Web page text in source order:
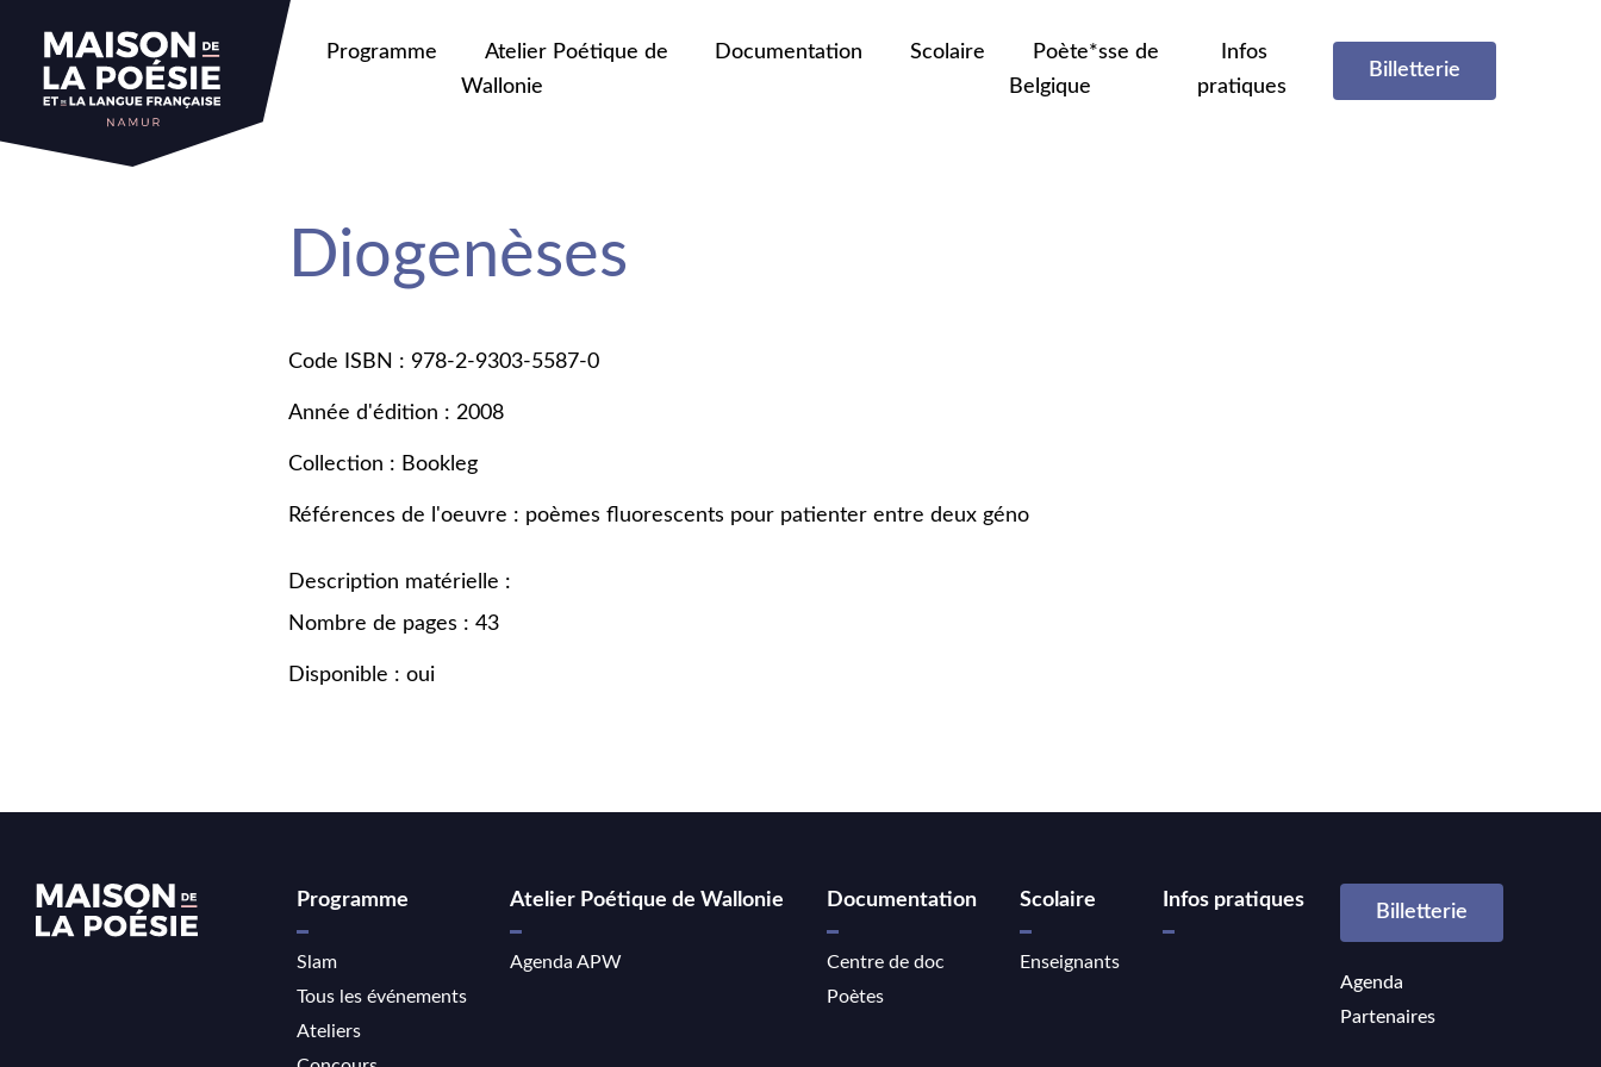
Programme
Atelier Poétique de
Wallonie
Documentation Scolaire
Poète*sse de
Belgique
Infos
pratiques
Billetterie
Diogenèses
Code ISBN : 978-2-9303-5587-0
Année d'édition : 2008
Collection : Bookleg
Références de l'oeuvre : poèmes fluorescents pour patienter entre deux géno
Description matérielle :
Nombre de pages : 43
Disponible : oui
Programme
Slam
Tous les événements
Ateliers
Atelier Poétique de Wallonie
Agenda APW
Documentation
Centre de doc
Poètes
Scolaire
Enseignants
Infos pratiques
Billetterie
Agenda
Partenaires